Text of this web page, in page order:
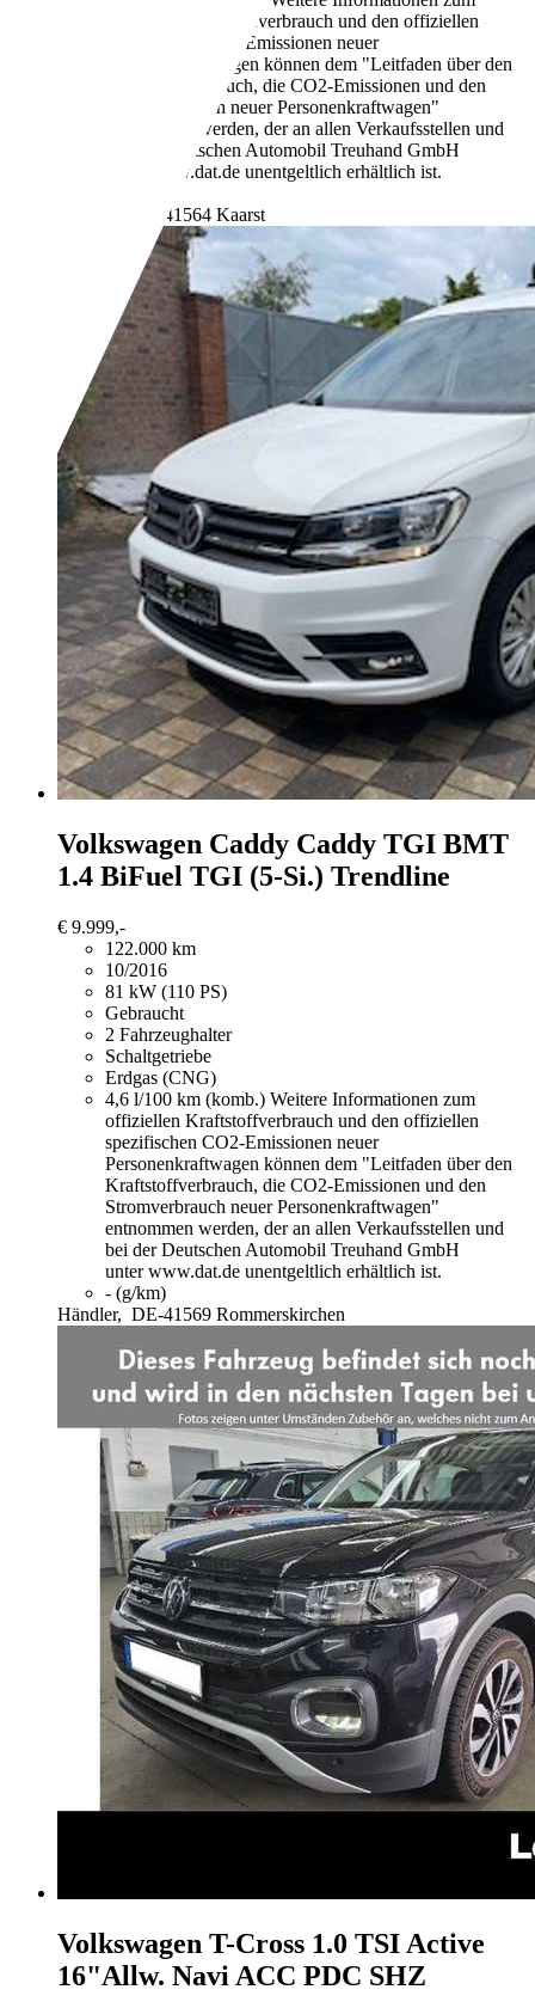
offiziellen Kraftstoffverbrauch und den offiziellen
spezifischen CO2-Emissionen neuer
Personenkraftwagen können dem "Leitfaden über den
Kraftstoffverbrauch, die CO2-Emissionen und den
Stromverbrauch neuer Personenkraftwagen"
entnommen werden, der an allen Verkaufsstellen und
bei der Deutschen Automobil Treuhand GmbH
unter www.dat.de unentgeltlich erhältlich ist.
DE-41564 Kaarst
Volkswagen Caddy Caddy TGI BMT
1.4 BiFuel TGI (5-Si.) Trendline
€ 9.999,-
122.000 km
10/2016
81 kW (110 PS)
Gebraucht
2 Fahrzeughalter
Schaltgetriebe
Erdgas (CNG)
4,6 l/100 km (komb.) Weitere Informationen zum
offiziellen Kraftstoffverbrauch und den offiziellen
spezifischen CO2-Emissionen neuer
Personenkraftwagen können dem "Leitfaden über den
Kraftstoffverbrauch, die CO2-Emissionen und den
Stromverbrauch neuer Personenkraftwagen"
entnommen werden, der an allen Verkaufsstellen und
bei der Deutschen Automobil Treuhand GmbH
unter www.dat.de unentgeltlich erhältlich ist.
- (g/km)
Händler, DE-41569 Rommerskirchen
Volkswagen T-Cross 1.0 TSI Active
16"Allw. Navi ACC PDC SHZ